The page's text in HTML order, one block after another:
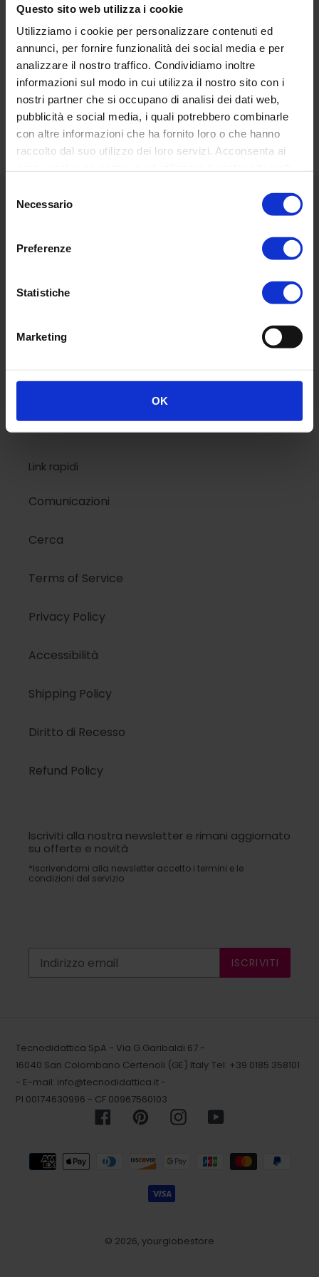
Questo sito web utilizza i cookie
Utilizziamo i cookie per personalizzare contenuti ed
annunci, per fornire funzionalità dei social media e per
analizzare il nostro traffico. Condividiamo inoltre
informazioni sul modo in cui utilizza il nostro sito con i
nostri partner che si occupano di analisi dei dati web,
pubblicità e social media, i quali potrebbero combinarle
con altre informazioni che ha fornito loro o che hanno
raccolto dal suo utilizzo dei loro servizi. Acconsenta ai
delNecessario
Preferenze
Statistiche
Marketing
OK
RECENSIONI DEI CLIENTI
Basata su 20 reviews Scrivi una recensione
Menù
Classic
National Geographic
Link rapidi
Comunicazioni
Cerca
Terms of Service
Privacy Policy
Accessibilità
Shipping Policy
Diritto di Recesso
Refund Policy
Iscriviti alla nostra newsletter e rimani aggiornato
su offerte e novità
*Iscrivendomi alla newsletter accetto i termini e le
condizioni del servizio
ISCRIVITI
Tecnodidattica SpA - Via G.Garibaldi 67 -
16040 San Colombano Certenoli (GE) Italy Tel: +39 0185 358101
- E-mail: info@tecnodidattica.it -
PI 00174630996 - CF 00967560103
FacebookPinterestInstagram
Metodi
pagamento
© 2026, yourglobestore